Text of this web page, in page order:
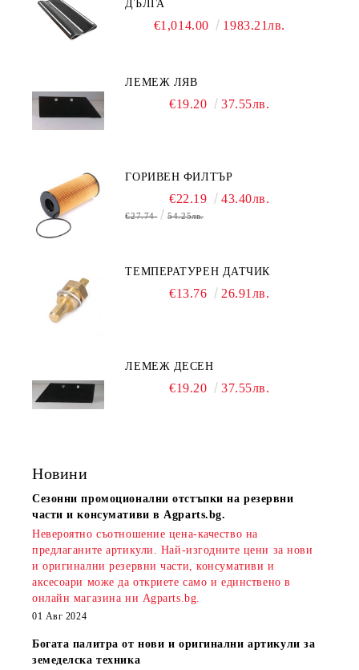
ДЪЛГА
€1,014.00 1983.21лв.
ЛЕМЕЖ ЛЯВ
€19.20 37.55лв.
ГОРИВЕН ФИЛТЪР
€22.19 43.40лв.
€27.74 54.25лв.
ТЕМПЕРАТУРЕН ДАТЧИК
€13.76 26.91лв.
ЛЕМЕЖ ДЕСЕН
€19.20 37.55лв.
Новини
Сезонни промоционални отстъпки на резервни
части и консумативи в Agparts.bg.
Невероятно съотношение цена-качество на
предлаганите артикули. Най-изгодните цени за нови
и оригинални резервни части, консумативи и
аксесоари може да откриете само и единствено в
онлайн магазина ни Agparts.bg.
01 Авг 2024
Богата палитра от нови и оригинални артикули за
земеделска техника